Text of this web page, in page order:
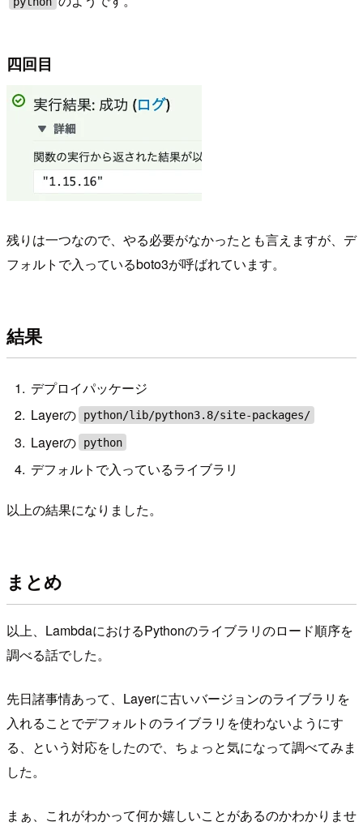
四回目
残りは一つなので、やる必要がなかったとも言えますが、デ
フォルトで入っているboto3が呼ばれています。
結果
デプロイパッケージ
Layerの
python/lib/python3.8/site-packages/
Layerの python
デフォルトで入っているライブラリ
以上の結果になりました。
まとめ
以上、LambdaにおけるPythonのライブラリのロード順序を
調べる話でした。
先日諸事情あって、Layerに古いバージョンのライブラリを
入れることでデフォルトのライブラリを使わないようにす
る、という対応をしたので、ちょっと気になって調べてみま
した。
まぁ、これがわかって何か嬉しいことがあるのかわかりませ